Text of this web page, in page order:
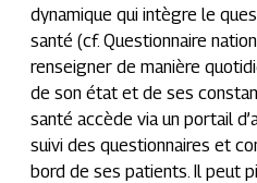
dynamique qui intègre le
santé (cf. Questionnaire
renseigner de manière
de son état et de ses
santé accède via un portail
suivi des questionnaires et
bord de ses patients. Il peut